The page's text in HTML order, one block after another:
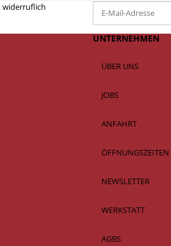
widerruflich
UNTERNEHMEN
ÜBER UNS
JOBS
ANFAHRT
ÖFFNUNGSZEITEN
NEWSLETTER
WERKSTATT
AGBS